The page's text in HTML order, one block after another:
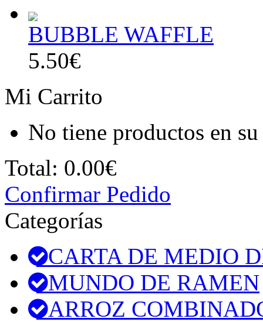
BUBBLE WAFFLE
5.50€
Mi Carrito
No tiene productos en
Total: 0.00€
Confirmar Pedido
Categorías
CARTA DE MEDIO
MUNDO DE RAMEN
ARROZ